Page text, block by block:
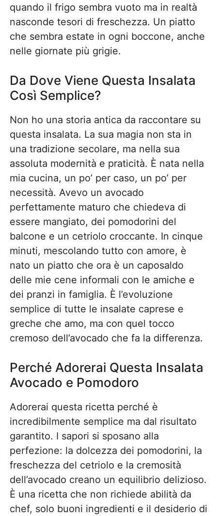
quando il frigo sembra vuoto ma in realtà
nasconde tesori di freschezza. Un piatto
che sembra estate in ogni boccone, anche
nelle giornate più grigie.
Da Dove Viene Questa Insalata
Così Semplice?
Non ho una storia antica da raccontare su
questa insalata. La sua magia non sta in
una tradizione secolare, ma nella sua
assoluta modernità e praticità. È nata nella
mia cucina, un po’ per caso, un po’ per
necessità. Avevo un avocado
perfettamente maturo che chiedeva di
essere mangiato, dei pomodorini del
balcone e un cetriolo croccante. In cinque
minuti, mescolando tutto con amore, è
nato un piatto che ora è un caposaldo
delle mie cene informali con le amiche e
dei pranzi in famiglia. È l’evoluzione
semplice di tutte le insalate caprese e
greche che amo, ma con quel tocco
cremoso dell’avocado che fa la differenza.
Perché Adorerai Questa Insalata
Avocado e Pomodoro
Adorerai questa ricetta perché è
incredibilmente semplice ma dal risultato
garantito. I sapori si sposano alla
perfezione: la dolcezza dei pomodorini, la
freschezza del cetriolo e la cremosità
dell’avocado creano un equilibrio delizioso.
È una ricetta che non richiede abilità da
chef, solo buoni ingredienti e il desiderio di